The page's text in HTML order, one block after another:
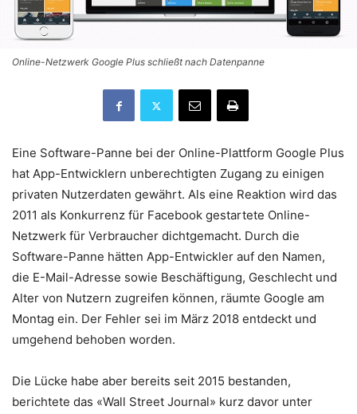
Online-Netzwerk Google Plus schließt nach Datenpanne
Eine Software-Panne bei der Online-Plattform Google Plus
hat App-Entwicklern unberechtigten Zugang zu einigen
privaten Nutzerdaten gewährt. Als eine Reaktion wird das
2011 als Konkurrenz für Facebook gestartete Online-
Netzwerk für Verbraucher dichtgemacht. Durch die
Software-Panne hätten App-Entwickler auf den Namen,
die E-Mail-Adresse sowie Beschäftigung, Geschlecht und
Alter von Nutzern zugreifen können, räumte Google am
Montag ein. Der Fehler sei im März 2018 entdeckt und
umgehend behoben worden.
Die Lücke habe aber bereits seit 2015 bestanden,
berichtete das «Wall Street Journal» kurz davor unter